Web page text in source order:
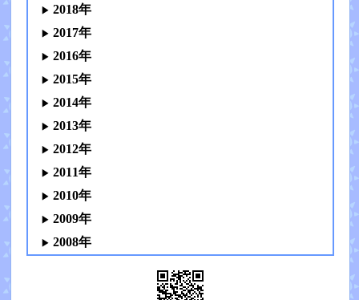
2018年
2017年
2016年
2015年
2014年
2013年
2012年
2011年
2010年
2009年
2008年